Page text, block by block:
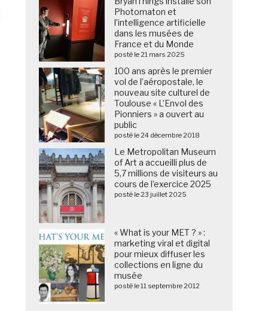
Photomaton et
l’intelligence artificielle
dans les musées de
France et du Monde
posté le 21 mars 2025
100 ans après le premier
vol de l’aéropostale, le
nouveau site culturel de
Toulouse « L’Envol des
Pionniers » a ouvert au
public
posté le 24 décembre 2018
Le Metropolitan Museum
of Art a accueilli plus de
5,7 millions de visiteurs au
cours de l’exercice 2025
posté le 23 juillet 2025
« What is your MET ? » :
marketing viral et digital
pour mieux diffuser les
collections en ligne du
musée
posté le 11 septembre 2012